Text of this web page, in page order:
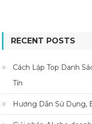
RECENT POSTS
Cách Lập Top Danh
Tín
Hướng Dẫn Sử Dụng,